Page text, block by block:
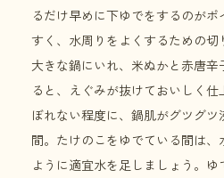
るだけ早めに下ゆでをするのが
すく、水周りをよくするための
大きな鍋にいれ、米ぬかと赤唐
ると、えぐみが抜けておいしく
ぼれない程度に、鍋肌がグツグ
間。たけのこをゆでている間は
ように適宜水を足しましょう。